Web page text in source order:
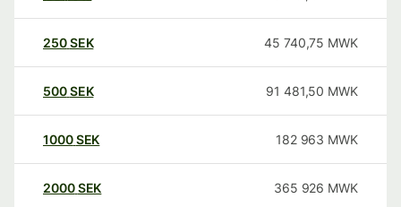
250SEK 45 740,75 MWK
500SEK 91 481,50 MWK
1000SEK 182 963 MWK
2000SEK 365 926 MWK